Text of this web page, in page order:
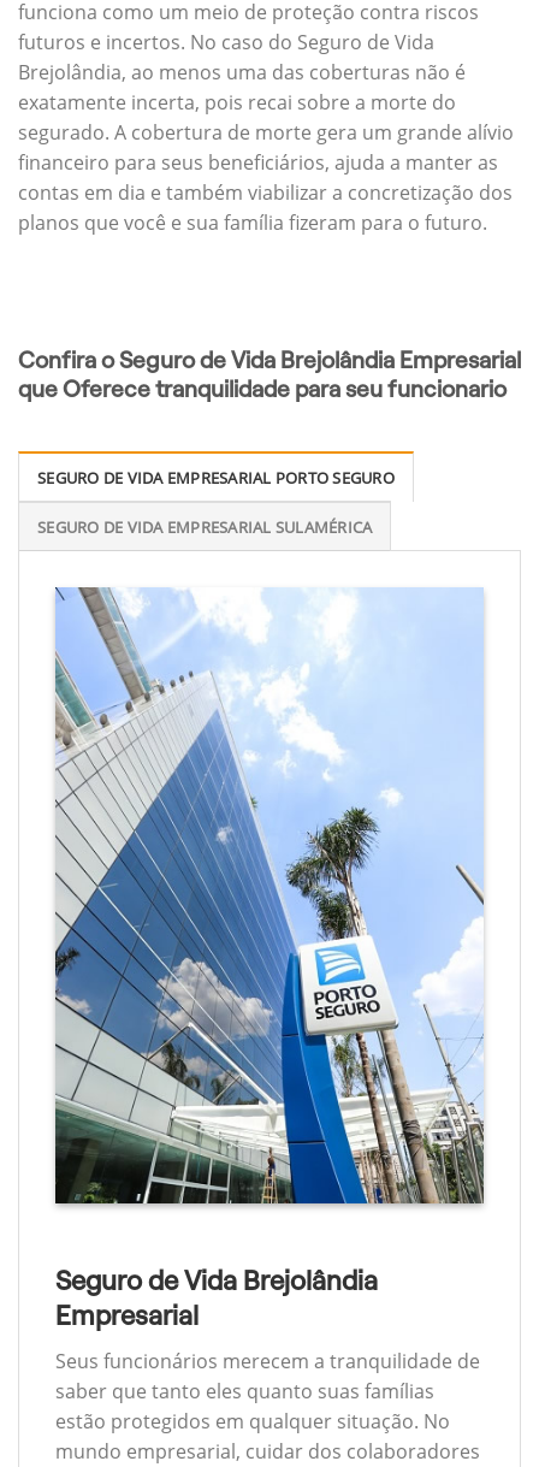
funciona como um meio de proteção contra riscos
futuros e incertos. No caso do Seguro de Vida
Brejolândia, ao menos uma das coberturas não é
exatamente incerta, pois recai sobre a morte do
segurado. A cobertura de morte gera um grande alívio
financeiro para seus beneficiários, ajuda a manter as
contas em dia e também viabilizar a concretização dos
planos que você e sua família fizeram para o futuro.
Confira o Seguro de Vida Brejolândia Empresarial
que Oferece tranquilidade para seu funcionario
SEGURO DE VIDA EMPRESARIAL PORTO SEGURO
SEGURO DE VIDA EMPRESARIAL SULAMÉRICA
Seguro de Vida Brejolândia
Empresarial
Seus funcionários merecem a tranquilidade de
saber que tanto eles quanto suas famílias
estão protegidos em qualquer situação. No
mundo empresarial, cuidar dos colaboradores